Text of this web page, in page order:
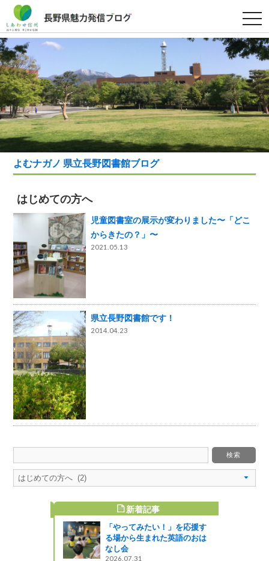
t
o
g
g
l
n
a
v
i
g
a
t
i
o
n
よむナガノ 県立長野図書館ブログ
はじめての方へ
児童図書室の展示が変わりました〜「どこ
からきたの？」〜
2021.05.13
県立長野図書館です！
2014.04.23
新着記事
「やってみたい！」を応援す
る場から生まれた英語のおは
なし会
2026.07.31